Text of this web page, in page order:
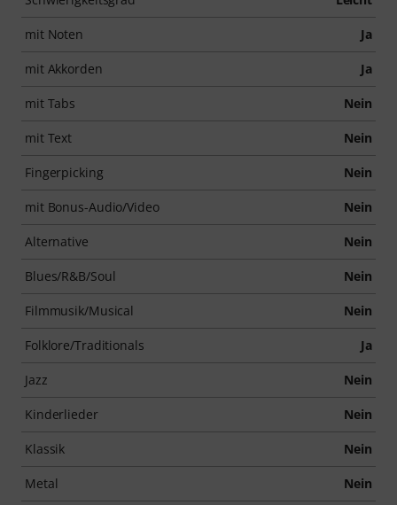
mit Noten Ja
mit Akkorden Ja
mit Tabs Nein
mit Text Nein
Fingerpicking Nein
mit Bonus-Audio/Video Nein
Alternative Nein
Blues/R&B/Soul Nein
Filmmusik/Musical Nein
Folklore/Traditionals Ja
Jazz Nein
Kinderlieder Nein
Klassik Nein
Metal Nein